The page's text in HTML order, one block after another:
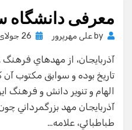
معرفی دانشگاه
by علی مهرپرور
Posted
26 جولای , 2015
آذربايجان، از مهد‌هاي
تاريخ بوده و سوابق مكتوب
الهام و تنوير دانش و فرهنگ
آذربايجان مهد بزرگمرداني
طباطبائي، علامه…